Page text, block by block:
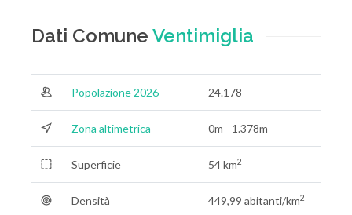
Dati Comune Ventimiglia
Popolazione 2026 24.178
Zona altimetrica 0m - 1.378m
Superficie 54 km2
Densità 449,99 abitanti/km2